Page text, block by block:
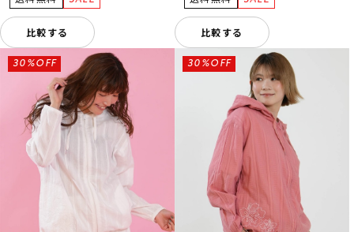
比較する 比較する
30%OFF 30%OFF